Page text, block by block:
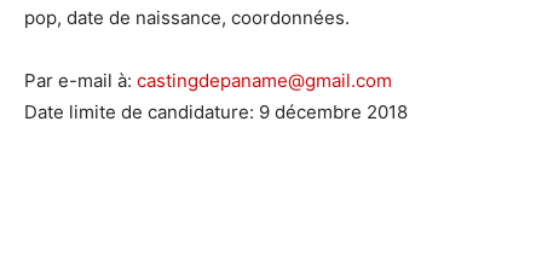
pop, date de naissance, coordonnées.
Par e-mail à: castingdepaname@gmail.com
Date limite de candidature: 9 décembre 2018